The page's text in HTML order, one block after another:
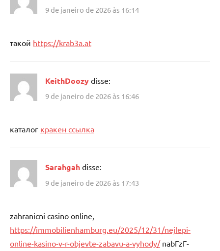
9 de janeiro de 2026 às 16:14
такой https://krab3a.at
KeithDoozy disse:
9 de janeiro de 2026 às 16:46
каталог кракен ссылка
Sarahgah disse:
9 de janeiro de 2026 às 17:43
zahranicni casino online,
https://immobilienhamburg.eu/2025/12/31/nejlepi-
online-kasino-v-r-objevte-zabavu-a-vyhody/nabГ­zГ­